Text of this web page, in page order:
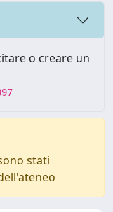
o creare un
stati